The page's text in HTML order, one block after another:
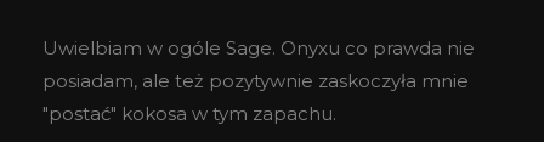
Uwielbiam w ogóle Sage. Onyxu co prawda nie
posiadam, ale też pozytywnie zaskoczyła mnie
"postać" kokosa w tym zapachu.